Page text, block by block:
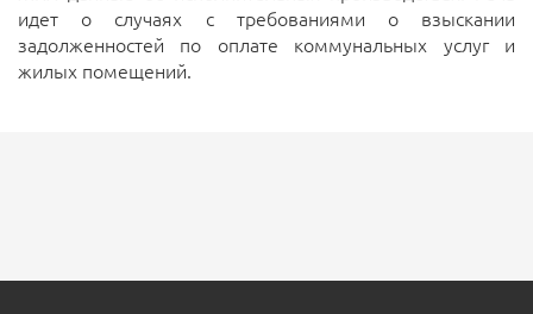
идет о случаях с требованиями о взыскании
задолженностей по оплате коммунальных услуг и
жилых помещений.